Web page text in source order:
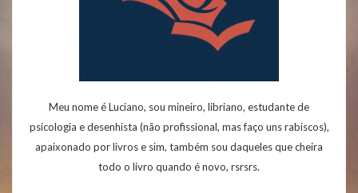
Meu nome é Luciano, sou mineiro, libriano, estudante de
psicologia e desenhista (não profissional, mas faço uns rabiscos),
apaixonado por livros e sim, também sou daqueles que cheira
todo o livro quando é novo, rsrsrs.